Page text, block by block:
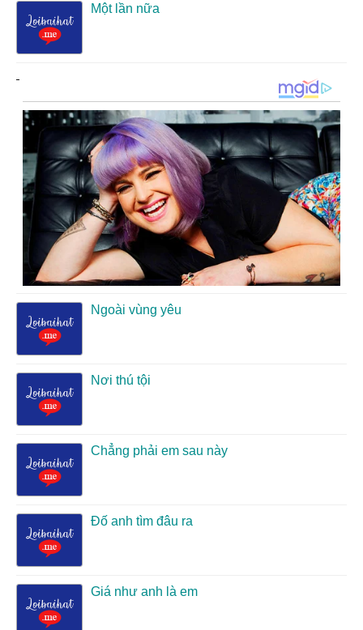
Một lần nữa
Ngoài vùng yêu
Nơi thú tội
Chẳng phải em sau này
Đố anh tìm đâu ra
Giá như anh là em